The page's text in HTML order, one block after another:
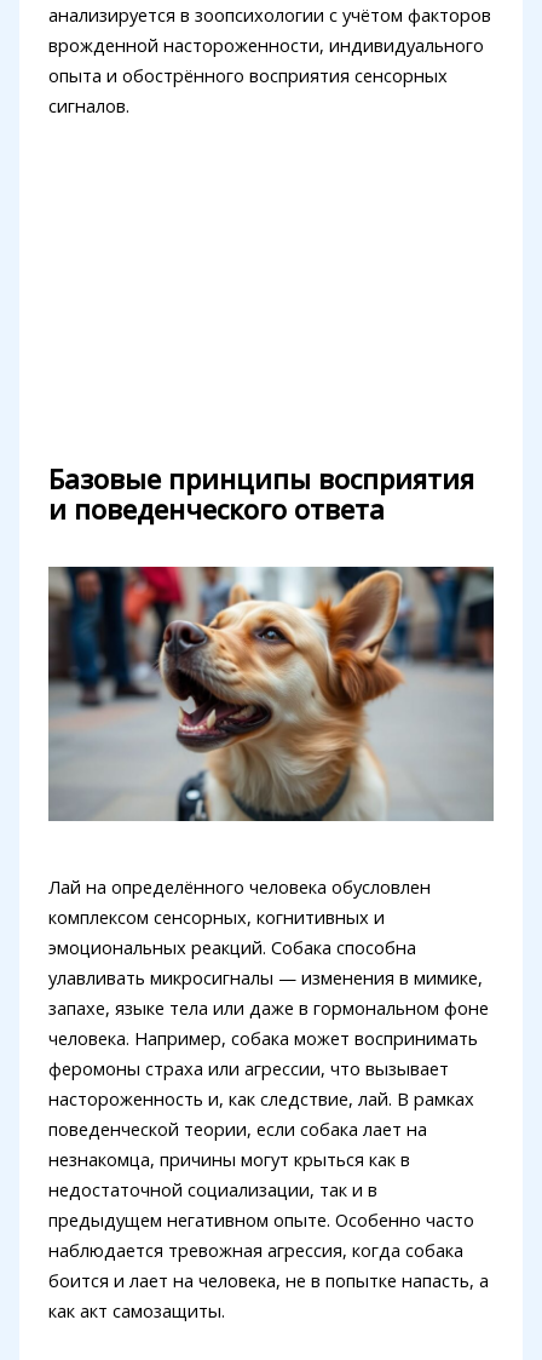
анализируется в зоопсихологии с учётом факторов
врожденной настороженности, индивидуального
опыта и обострённого восприятия сенсорных
сигналов.
Базовые принципы восприятия
и поведенческого ответа
Лай на определённого человека обусловлен
комплексом сенсорных, когнитивных и
эмоциональных реакций. Собака способна
улавливать микросигналы — изменения в мимике,
запахе, языке тела или даже в гормональном фоне
человека. Например, собака может воспринимать
феромоны страха или агрессии, что вызывает
настороженность и, как следствие, лай. В рамках
поведенческой теории, если собака лает на
незнакомца, причины могут крыться как в
недостаточной социализации, так и в
предыдущем негативном опыте. Особенно часто
наблюдается тревожная агрессия, когда собака
боится и лает на человека, не в попытке напасть, а
как акт самозащиты.